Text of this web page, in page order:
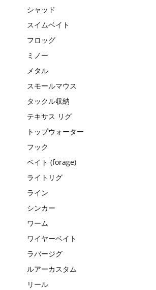
シャッド
スイムベイト
フロッグ
ミノー
メタル
スモールマウス
タックル収納
テキサス リグ
トップウォーター
フック
ベイト (forage)
ライトリグ
ライン
シンカー
ワーム
ワイヤーベイト
ラバージグ
ルアーカスタム
リール